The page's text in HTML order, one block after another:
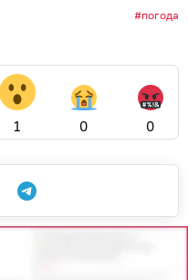
погода
1 0 0